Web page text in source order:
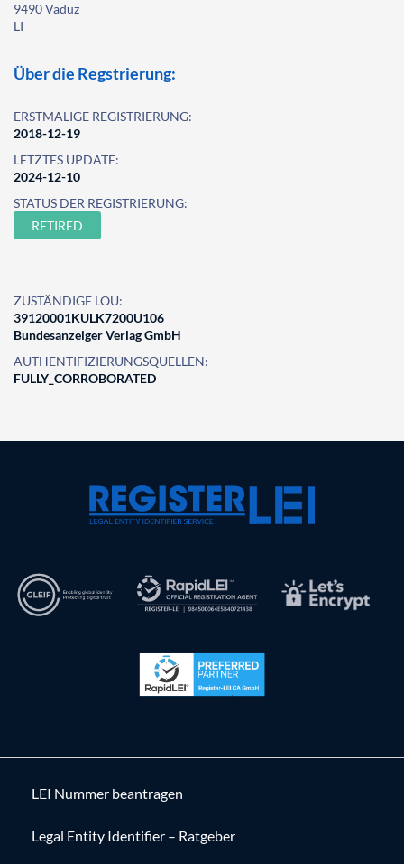
9490 Vaduz
LI
Über die Regstrierung:
ERSTMALIGE REGISTRIERUNG:
2018-12-19
LETZTES UPDATE:
2024-12-10
STATUS DER REGISTRIERUNG:
RETIRED
ZUSTÄNDIGE LOU:
39120001KULK7200U106
Bundesanzeiger Verlag GmbH
AUTHENTIFIZIERUNGSQUELLEN:
FULLY_CORROBORATED
LEI Nummer beantragen
Legal Entity Identifier – Ratgeber